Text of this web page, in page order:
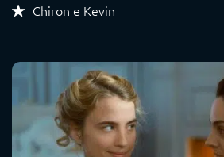
Chiron e Kevin